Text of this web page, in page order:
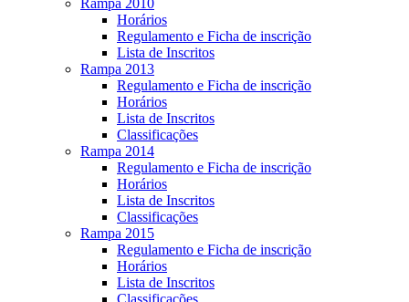
Rampa 2010
Horários
Regulamento e Ficha de inscrição
Lista de Inscritos
Rampa 2013
Regulamento e Ficha de inscrição
Horários
Lista de Inscritos
Classificações
Rampa 2014
Regulamento e Ficha de inscrição
Horários
Lista de Inscritos
Classificações
Rampa 2015
Regulamento e Ficha de inscrição
Horários
Lista de Inscritos
Classificações